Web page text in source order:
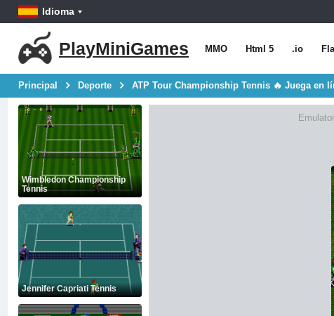
Idioma
PlayMiniGames MMO Html 5 .io
Principal Deporte ATP Tour Championship Tennis 🔥 Juega en
Wimbledon Championship
Tennis
Jennifer Capriati Tennis